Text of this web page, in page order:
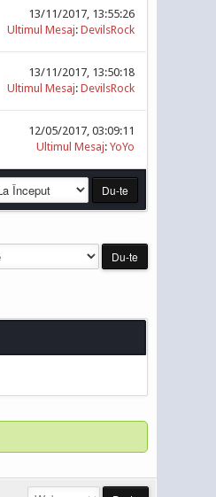
13/11/2017, 13:55:26
Ultimul Mesaj: DevilsRock
13/11/2017, 13:50:18
Ultimul Mesaj: DevilsRock
12/05/2017, 03:09:11
Ultimul Mesaj: YoYo